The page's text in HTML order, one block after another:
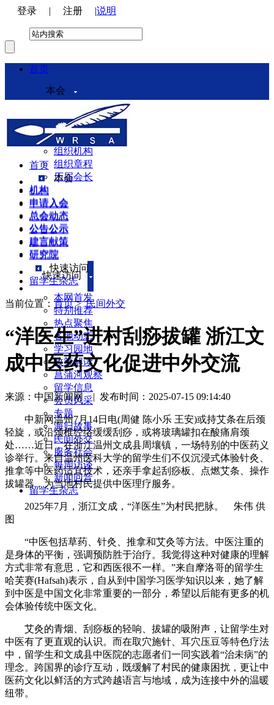
登录 | 注册 |说明
首页
本会
本会介绍
领导机构
理事会
组织机构
组织章程
历届会长
机构
申请入会
总会动态
公告公示
建言献策
研究院
快速访问
本网首发
特别推荐
热点聚焦
各地动态
学习园地
政策解读
菖蒲河观察
留学信息
会员风采
专题
海归故事
民间外交
服务社会
每周访谈
新闻回音
留学生杂志
首页
本会
机构
申请入会
总会动态
公告公示
建言献策
研究院
快速访问
留学生杂志
当前位置： 首页>民间外交
“洋医生”进村刮痧拔罐 浙江文
成中医药文化促进中外交流
来源：中国新闻网 | 发布时间：2025-07-15 09:14:40
中新网温州7月14日电(周健 陈小乐 王安)或持艾条在后颈
轻旋，或沿颈椎经络缓缓刮痧，或将玻璃罐扣在酸痛肩颈
处……近日，在浙江温州文成县周壤镇，一场特别的中医药义
诊举行。来自温州医科大学的留学生们不仅沉浸式体验针灸、
推拿等中医药适宜技术，还亲手拿起刮痧板、点燃艾条、操作
拔罐器，为当地村民提供中医理疗服务。
2025年7月，浙江文成，“洋医生”为村民把脉。 朱伟 供
图
“中医包括草药、针灸、推拿和艾灸等方法。中医注重的
是身体的平衡，强调预防胜于治疗。我觉得这种对健康的理解
方式非常有意思，它和西医很不一样。”来自摩洛哥的留学生
哈芙赛(Hafsah)表示，自从到中国学习医学知识以来，她了解
到中医是中国文化非常重要的一部分，希望以后能有更多的机
会体验传统中医文化。
艾灸的青烟、刮痧板的轻响、拔罐的吸附声，让留学生对
中医有了更直观的认识。而在取穴施针、耳穴压豆等特色疗法
中，留学生和文成县中医院的志愿者们一同实践着“治未病”的
理念。跨国界的诊疗互动，既缓解了村民的健康困扰，更让中
医药文化以鲜活的方式跨越语言与地域，成为连接中外的温暖
纽带。